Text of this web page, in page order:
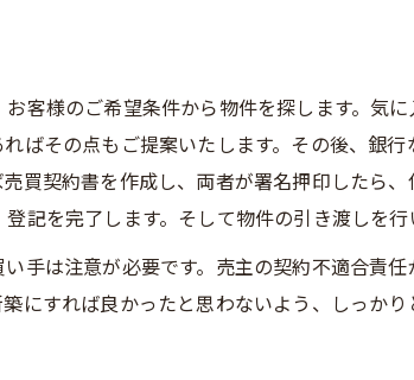
客様のご希望条件から物件を探します。気
ばその点もご提案いたします。その後、銀
買契約書を作成し、両者が署名押印したら
記を完了します。そして物件の引き渡しを行
手は注意が必要です。売主の契約不適合責
にすれば良かったと思わないよう、しっか